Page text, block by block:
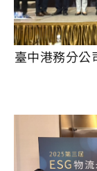
臺中港務分公